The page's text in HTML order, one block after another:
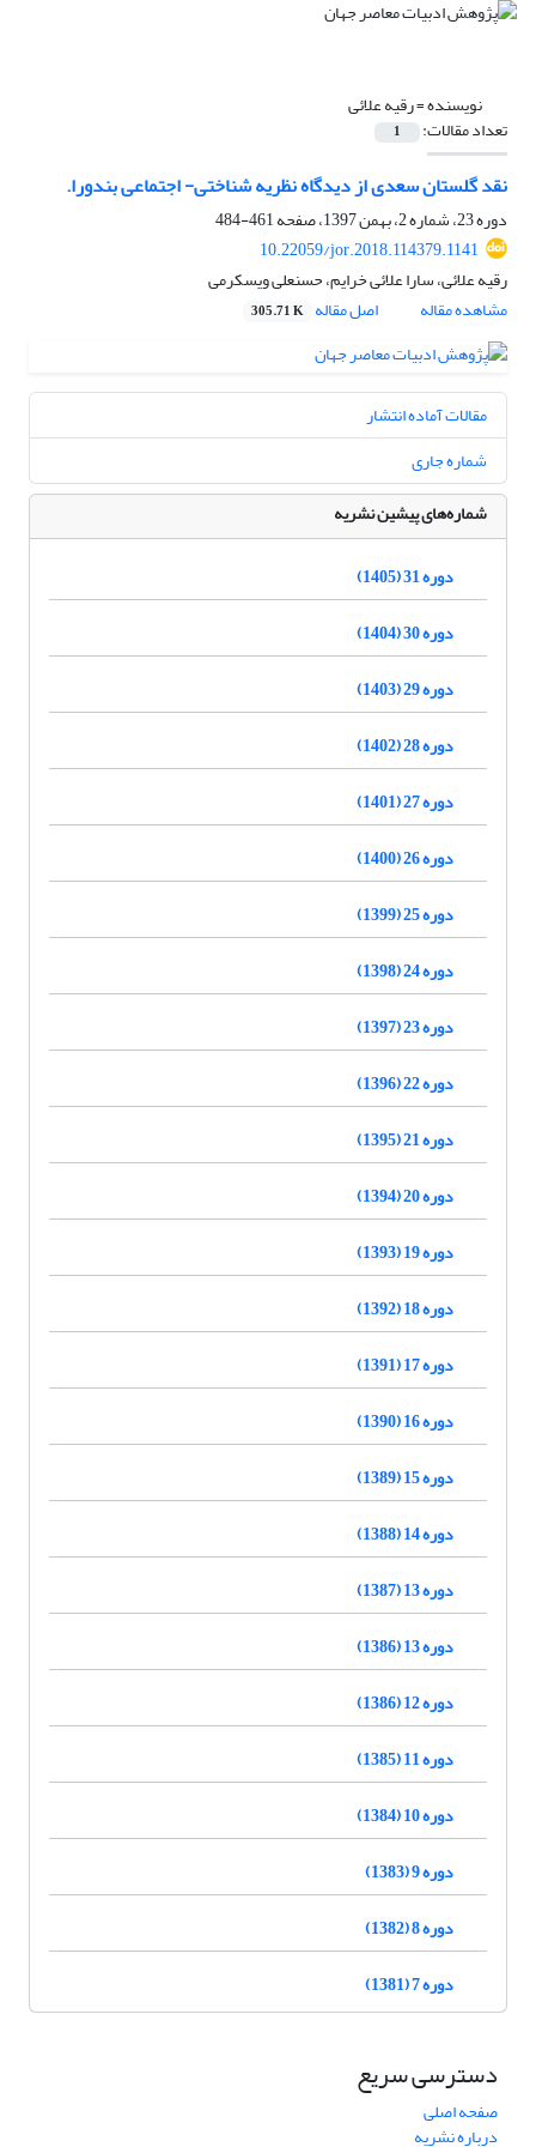
نویسنده =رقیه علائی
تعداد مقالات: 1
نقد گلستان سعدی از دیدگاه نظریه شناختی- اجتماعی بندورا.
دوره 23، شماره 2، بهمن 1397، صفحه
461-484
10.22059/jor.2018.114379.1141
رقیه علائی، سارا علائی خرایم، حسنعلی ویسکرمی
مشاهده مقاله
اصل مقاله 305.71 K
مقالات آماده انتشار
شماره جاری
شماره‌های پیشین نشریه
دوره 31 (1405)
دوره 30 (1404)
دوره 29 (1403)
دوره 28 (1402)
دوره 27 (1401)
دوره 26 (1400)
دوره 25 (1399)
دوره 24 (1398)
دوره 23 (1397)
دوره 22 (1396)
دوره 21 (1395)
دوره 20 (1394)
دوره 19 (1393)
دوره 18 (1392)
دوره 17 (1391)
دوره 16 (1390)
دوره 15 (1389)
دوره 14 (1388)
دوره 13 (1387)
دوره 13 (1386)
دوره 12 (1386)
دوره 11 (1385)
دوره 10 (1384)
دوره 9 (1383)
دوره 8 (1382)
دوره 7 (1381)
دسترسی سریع
صفحه اصلی
درباره نشریه